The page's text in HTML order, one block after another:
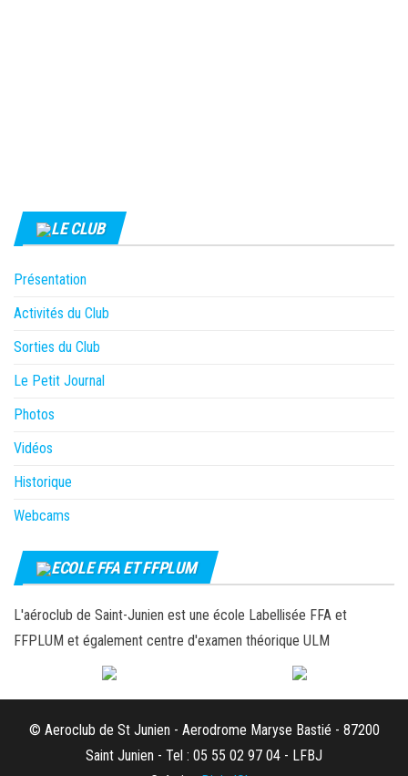
LE CLUB
Présentation
Activités du Club
Sorties du Club
Le Petit Journal
Photos
Vidéos
Historique
Webcams
ECOLE FFA ET FFPLUM
L'aéroclub de Saint-Junien est une école Labellisée FFA et
FFPLUM et également centre d'examen théorique ULM
© Aeroclub de St Junien - Aerodrome Maryse Bastié - 87200
Saint Junien - Tel : 05 55 02 97 04 - LFBJ